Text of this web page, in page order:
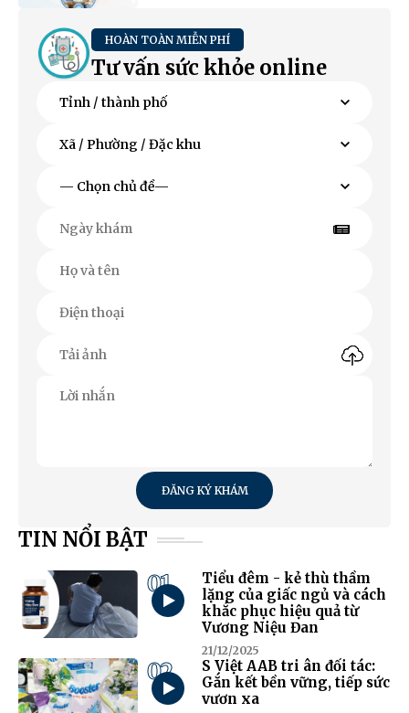
HOÀN TOÀN MIỄN PHÍ
Tư vấn sức khỏe online
ĐĂNG KÝ KHÁM
TIN NỔI BẬT
01
Tiểu đêm - kẻ thù thầm
lặng của giấc ngủ và cách
khắc phục hiệu quả từ
Vương Niệu Đan
21/12/2025
02
S Việt AAB tri ân đối tác:
Gắn kết bền vững, tiếp sức
vươn xa